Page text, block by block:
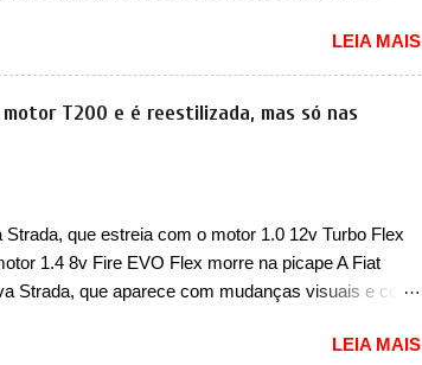
2023 e 2024. A marca norte-americana diz que as
a uma concessionária mais próxima para a
primeiro deles será uma atualização do software do
(AHCP e HCP). Para alguns veículos envolvidos,
ventilação e ar-condicionado). A marca também
Controle da Bateria (BPCM), que poderá causar a
a atualização do software do modulo de...
LEIA MAIS
T200 e é reestilizada, mas só nas
que estreia com o motor 1.0 12v Turbo Flex
1.4 8v Fire EVO Flex morre na picape A Fiat
Strada, que aparece com mudanças visuais e com
a Fiat apresentou mudanças visuais e a estreia
LEIA MAIS